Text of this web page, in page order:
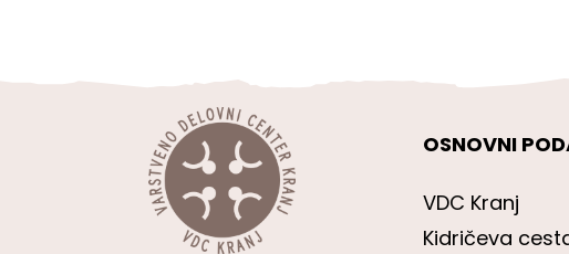
OSNOVNI
VDC Kranj
Kidričeva